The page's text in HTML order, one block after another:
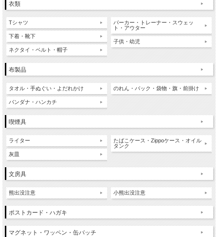
衣類
Tシャツ
下着・靴下
ネクタイ・ベルト・帽子
パーカー・トレーナー・スウェッ
ト・アウター
子供・幼児
布製品
タオル・手ぬぐい・よだれかけ
バンダナ・ハンカチ
のれん・バック・袋物・旗・前掛け
喫煙具
ライター
灰皿
たばこケース・Zippoケース・オイル
タンク
文房具
熊出没注意 小熊出没注意
ポストカード・ハガキ
マグネット・ワッペン・缶バッチ